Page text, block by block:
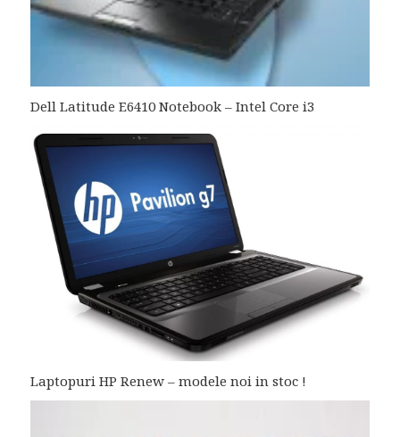
Dell Latitude E6410 Notebook – Intel Core i3
Laptopuri HP Renew – modele noi in stoc !